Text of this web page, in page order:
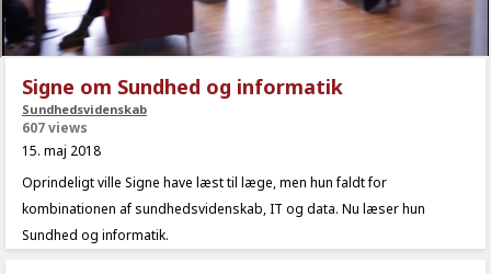
Signe om Sundhed og informatik
Sundhedsvidenskab
607 views
15. maj 2018
Oprindeligt ville Signe have læst til læge, men hun faldt for
kombinationen af sundhedsvidenskab, IT og data. Nu læser hun
Sundhed og informatik.